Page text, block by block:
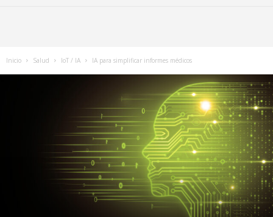
Inicio Salud IoT / IA IA para simplificar informes médicos